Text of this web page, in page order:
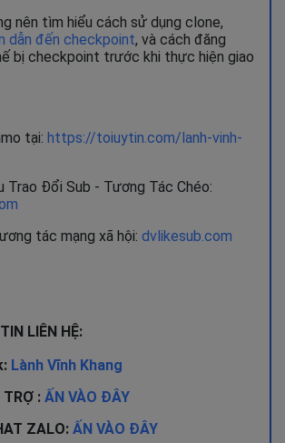
nên tìm hiểu cách sử dụng clone,
dẫn đến checkpoint, và cách đăng
bị checkpoint trước khi thực hiện giao
tại: https://toiuytin.com/lanh-vinh-
Trao Đổi Sub - Tương Tác Chéo:
tác mạng xã hội: dvlikesub.com
LIÊN HỆ:
Lành Vĩnh Khang
: ẤN VÀO ĐÂY
ZALO: ẤN VÀO ĐÂY